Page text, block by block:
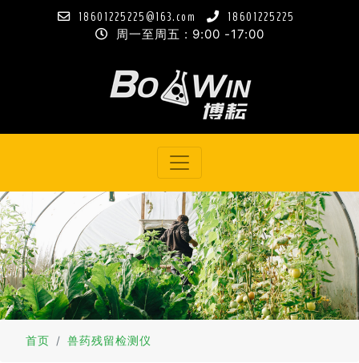
18601225225@163.com 18601225225
周一至周五 : 9:00 -17:00
首页 兽药残留检测仪